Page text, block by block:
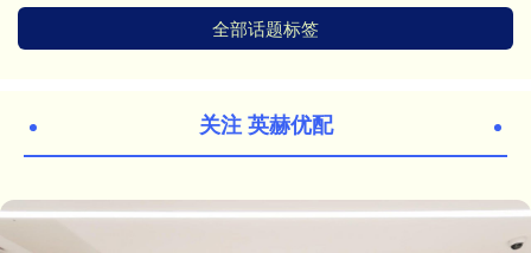
全部话题标签
关注 英赫优配